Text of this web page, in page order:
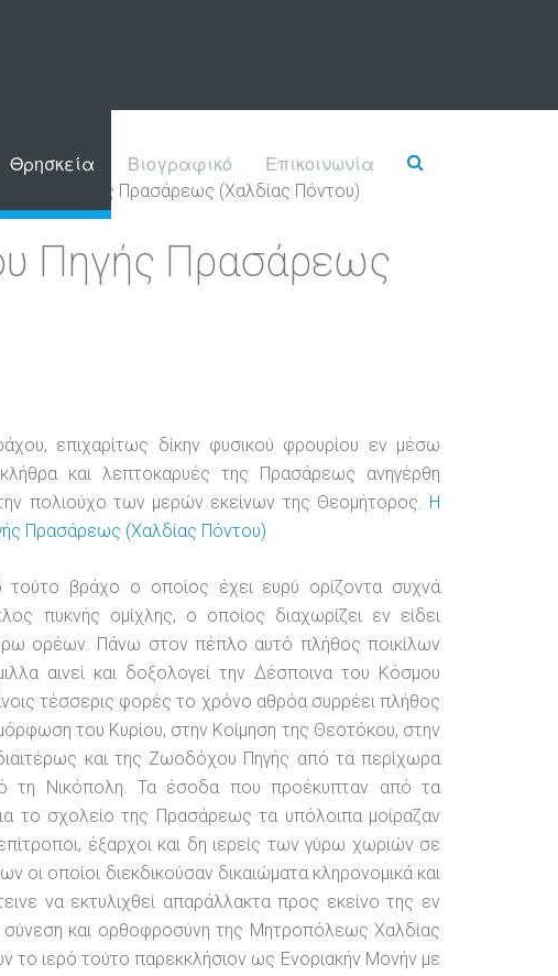
Θρησκεία Βιογραφικό Επικοινωνία
Πηγής Πρασάρεως (Χαλδίας Πόντου)
Πηγής Πρασάρεως
επιχαρίτως δίκην φυσικού φρουρίου εν μέσω
και λεπτοκαρυές της Πρασάρεως ανηγέρθη
πολιούχο των μερών εκείνων της Θεομήτορος. Η
Πρασάρεως (Χαλδίας Πόντου)
τούτο βράχο ο οποίος έχει ευρύ ορίζοντα συχνά
πυκνής ομίχλης, ο οποίος διαχωρίζει εν είδει
ορέων. Πάνω στον πέπλο αυτό πλήθος ποικίλων
αινεί και δοξολογεί την Δέσποινα του Κόσμου
τέσσερις φορές το χρόνο αθρόα συρρέει πλήθος
του Κυρίου, στην Κοίμηση της Θεοτόκου, στην
και της Ζωοδόχου Πηγής από τα περίχωρα
τη Νικόπολη. Τα έσοδα που προέκυπταν από τα
το σχολείο της Πρασάρεως τα υπόλοιπα μοίραζαν
έξαρχοι και δη ιερείς των γύρω χωριών σε
οι οποίοι διεκδικούσαν δικαιώματα κληρονομικά και
να εκτυλιχθεί απαράλλακτα προς εκείνο της εν
σύνεση και ορθοφροσύνη της Μητροπόλεως Χαλδίας
το ιερό τούτο παρεκκλήσιον ως Ενοριακήν Μονήν με